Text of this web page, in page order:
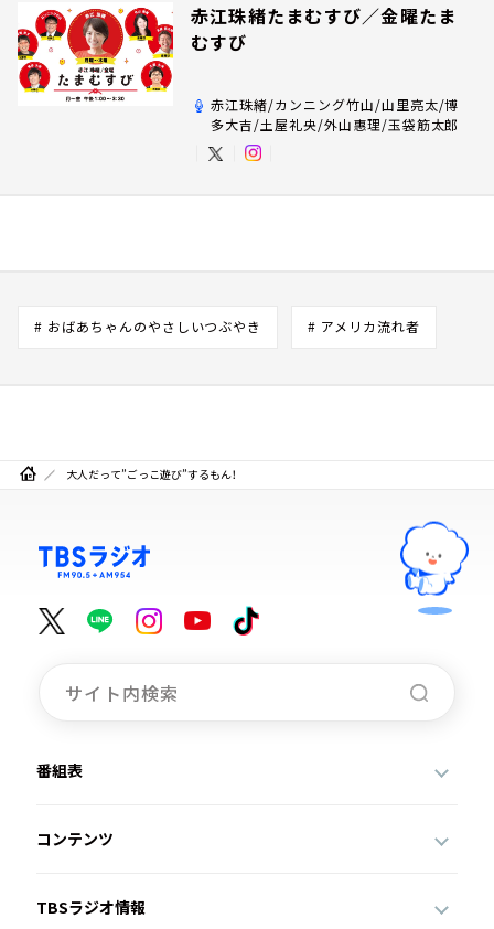
赤江珠緒たまむすび／金曜たま
むすび
赤江珠緒/カンニング竹山/山里亮太/博
多大吉/土屋礼央/外山惠理/玉袋筋太郎
# おばあちゃんのやさしいつぶやき # アメリカ流れ者
大人だって”ごっこ遊び”するもん！
番組表
コンテンツ
TBSラジオ情報